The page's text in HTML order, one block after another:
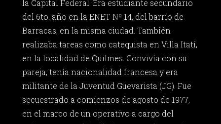
la Capital Federal. Era estudiante secundario
del 6to. año en la ENET Nº 14, del barrio de
Barracas, en la misma ciudad. También
realizaba tareas como catequista en Villa Itatí,
en la localidad de Quilmes. Convivía con su
pareja, tenía nacionalidad francesa y era
militante de la Juventud Guevarista (JG). Fue
secuestrado a comienzos de agosto de 1977,
en el marco de un operativo a cargo del